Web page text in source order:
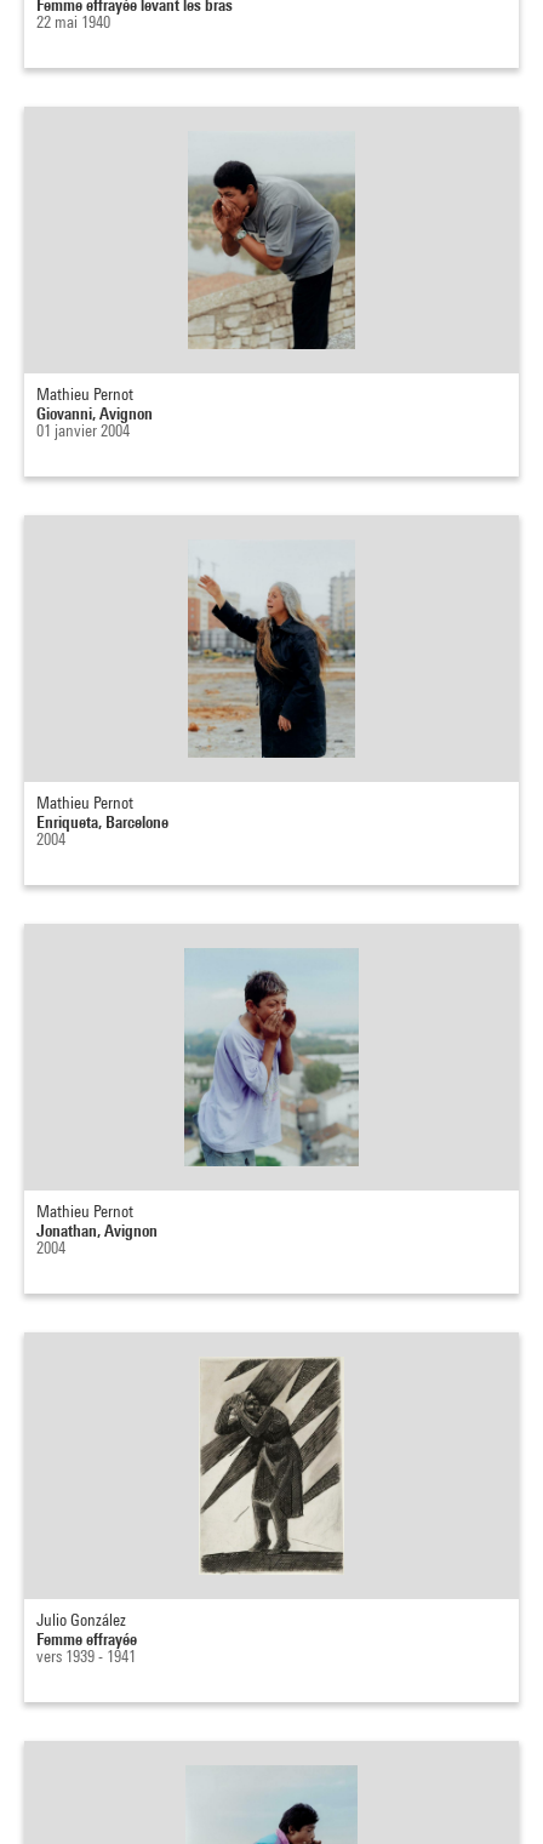
Femme effrayée levant les bras
22 mai 1940
Mathieu Pernot
Giovanni, Avignon
01 janvier 2004
Mathieu Pernot
Enriqueta, Barcelone
2004
Mathieu Pernot
Jonathan, Avignon
2004
Julio González
Femme effrayée
vers 1939 - 1941